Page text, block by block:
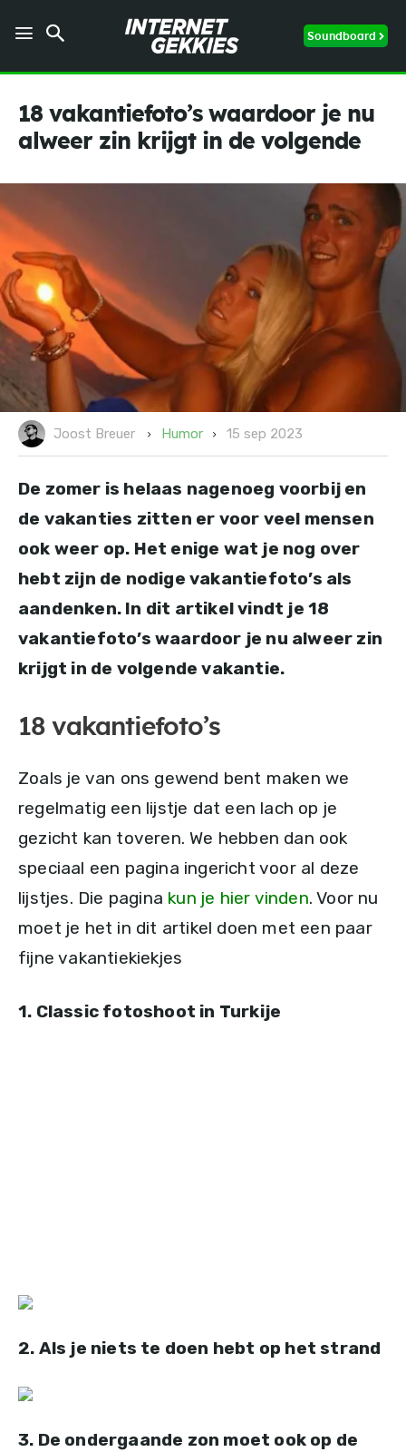
Soundboard
18 vakantiefoto’s waardoor je nu
alweer zin krijgt in de volgende
Joost Breuer Humor 15 sep 2023
De zomer is helaas nagenoeg voorbij en
de vakanties zitten er voor veel mensen
ook weer op. Het enige wat je nog over
hebt zijn de nodige vakantiefoto’s als
aandenken. In dit artikel vindt je 18
vakantiefoto’s waardoor je nu alweer zin
krijgt in de volgende vakantie.
18 vakantiefoto’s
Zoals je van ons gewend bent maken we
regelmatig een lijstje dat een lach op je
gezicht kan toveren. We hebben dan ook
speciaal een pagina ingericht voor al deze
lijstjes. Die pagina kun je hier vinden. Voor nu
moet je het in dit artikel doen met een paar
fijne vakantiekiekjes
1. Classic fotoshoot in Turkije
2. Als je niets te doen hebt op het strand
3. De ondergaande zon moet ook op de